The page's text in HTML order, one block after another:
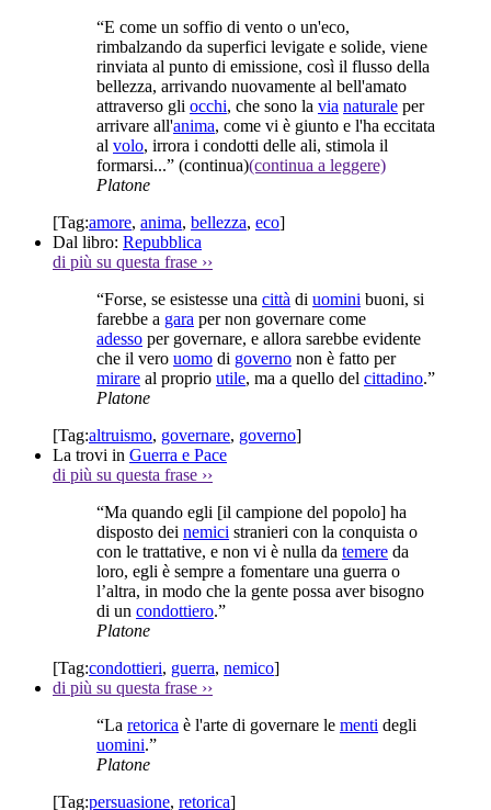
“E come un soffio di vento o un'eco,
rimbalzando da superfici levigate e solide, viene
rinviata al punto di emissione, così il flusso della
bellezza, arrivando nuovamente al bell'amato
attraverso gli occhi, che sono la via naturale per
arrivare all'anima, come vi è giunto e l'ha eccitata
al volo, irrora i condotti delle ali, stimola il
formarsi...” (continua)(continua a leggere)
Platone
[Tag:amore, anima, bellezza, eco]
Dal libro: Repubblica
di più su questa frase ››
“Forse, se esistesse una città di uomini buoni, si
farebbe a gara per non governare come
adesso per governare, e allora sarebbe evidente
che il vero uomo di governo non è fatto per
mirare al proprio utile, ma a quello del cittadino.”
Platone
[Tag:altruismo, governare, governo]
La trovi in Guerra e Pace
di più su questa frase ››
“Ma quando egli [il campione del popolo] ha
disposto dei nemici stranieri con la conquista o
con le trattative, e non vi è nulla da temere da
loro, egli è sempre a fomentare una guerra o
l’altra, in modo che la gente possa aver bisogno
di un condottiero.”
Platone
[Tag:condottieri, guerra, nemico]
di più su questa frase ››
“La retorica è l'arte di governare le menti degli
uomini.”
Platone
[Tag:persuasione, retorica]